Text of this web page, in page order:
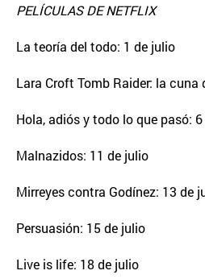
PELÍCULAS DE NETFLIX
La teoría del todo: 1 de julio
Lara Croft Tomb Raider: la cuna
Hola, adiós y todo lo que pasó:
Malnazidos: 11 de julio
Mirreyes contra Godínez: 13 de
Persuasión: 15 de julio
Live is life: 18 de julio